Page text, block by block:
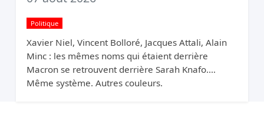
Politique
Xavier Niel, Vincent Bolloré, Jacques Attali, Alain
Minc : les mêmes noms qui étaient derrière
Macron se retrouvent derrière Sarah Knafo.
Même système. Autres couleurs.